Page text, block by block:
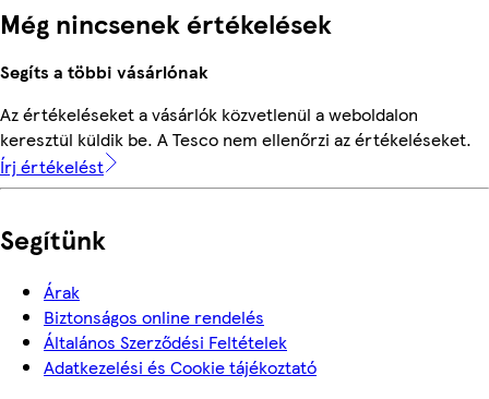
Még nincsenek értékelések
Segíts a többi vásárlónak
Az értékeléseket a vásárlók közvetlenül a weboldalon
keresztül küldik be. A Tesco nem ellenőrzi az értékeléseket.
Írj értékelést
Segítünk
Árak
Biztonságos online rendelés
Általános Szerződési Feltételek
Adatkezelési és Cookie tájékoztató